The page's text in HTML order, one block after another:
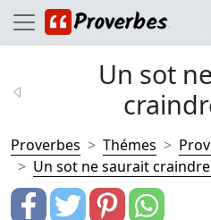
Un sot
Proverbes Thémes
Un sot ne saurait